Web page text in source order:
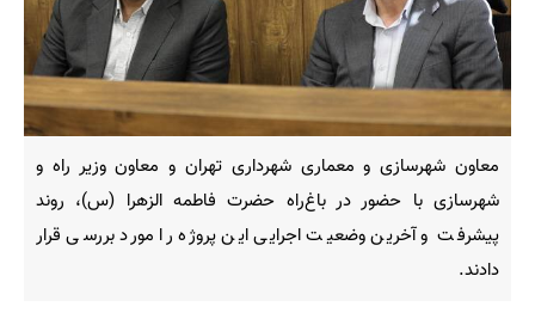
معاون شهرسازی و معماری شهرداری تهران و معاون وزیر راه و
شهرسازی با حضور در باغ‌راه حضرت فاطمه الزهرا (س)، روند
پیشرفت و آخرین وضعیت اجرایی این پروژه را مورد بررسی قرار
دادند.